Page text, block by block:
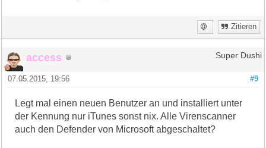
Zitieren
access Super Dushi
#9
07.05.2015, 19:56
Legt mal einen neuen Benutzer an und installiert unter
der Kennung nur iTunes sonst nix. Alle Virenscanner
auch den Defender von Microsoft abgeschaltet?